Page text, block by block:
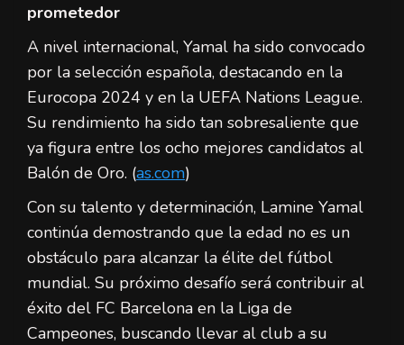
prometedor
A nivel internacional, Yamal ha sido convocado
por la selección española, destacando en la
Eurocopa 2024 y en la UEFA Nations League.
Su rendimiento ha sido tan sobresaliente que
ya figura entre los ocho mejores candidatos al
Balón de Oro. (as.com)
Con su talento y determinación, Lamine Yamal
continúa demostrando que la edad no es un
obstáculo para alcanzar la élite del fútbol
mundial. Su próximo desafío será contribuir al
éxito del FC Barcelona en la Liga de
Campeones, buscando llevar al club a su